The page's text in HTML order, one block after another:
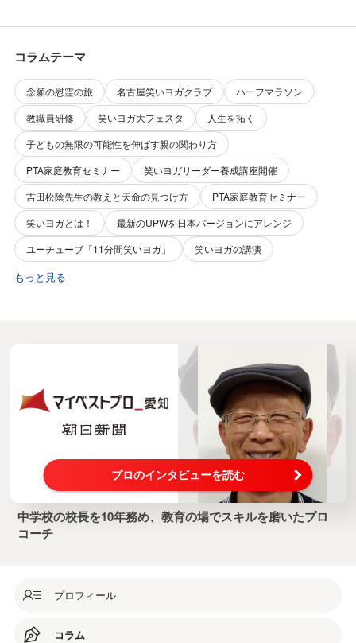
コラムテーマ
念願の慰霊の旅 名古屋笑いヨガクラブ
ハーフマラソン
教職員研修
笑いヨガ大フェスタ
人生を拓く
子どもの無限の可能性を伸ばす親の関わり方
PTA家庭教育セミナー
笑いヨガリーダー養成講座開催
吉田松陰先生の教えと天命の見つけ方
PTA家庭教育セミナー
笑いヨガとは！
最新のUPWを日本バージョンにアレンジ
ユーチューブ「11分間笑いヨガ」
笑いヨガの講演
もっと見る
プロのインタビューを読む
中学校の校長を10年務め、教育の場でスキルを磨いたプロ
コーチ
プロフィール
コラム